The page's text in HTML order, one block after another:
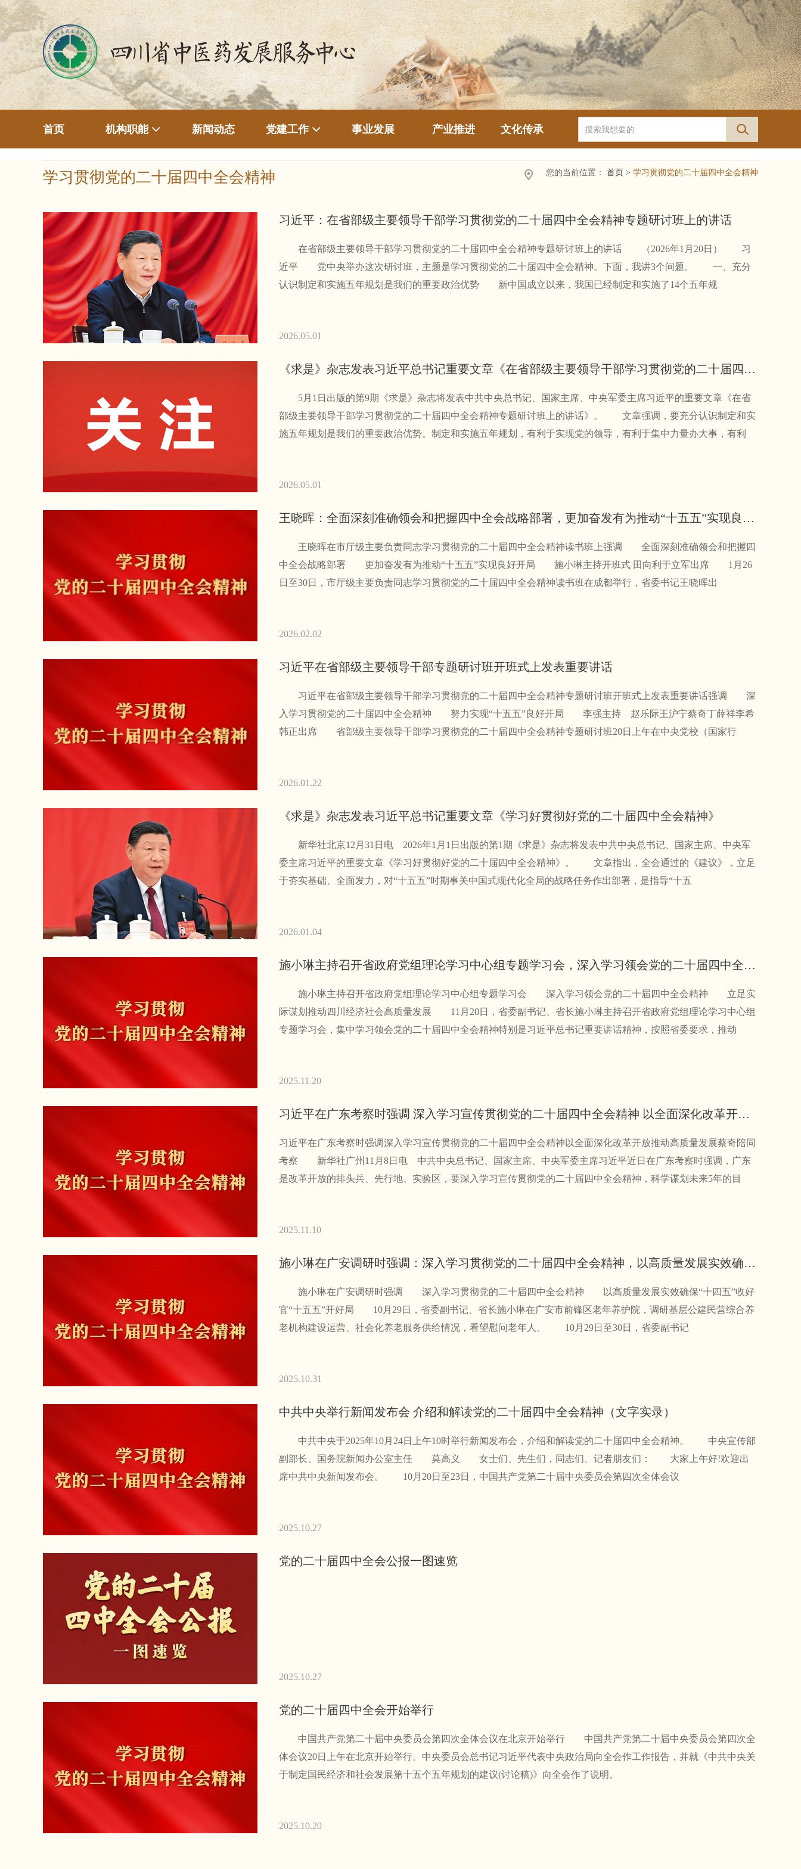
首页 机构职能 新闻动态 党建工作 事业发展 产业推进 文化传承
学习贯彻党的二十届四中全会精神 您的当前位置： 首页 > 学习贯彻党的二十届四中全会精神
习近平：在省部级主要领导干部学习贯彻党的二十届四中全会精神专题研讨班上的讲话
在省部级主要领导干部学习贯彻党的二十届四中全会精神专题研讨班上的讲话 （2026年1月20日） 习
近平 党中央举办这次研讨班，主题是学习贯彻党的二十届四中全会精神。下面，我讲3个问题。 一、充分
认识制定和实施五年规划是我们的重要政治优势 新中国成立以来，我国已经制定和实施了14个五年规
2026.05.01
《求是》杂志发表习近平总书记重要文章《在省部级主要领导干部学习贯彻党的二十届四中全会精神专题研讨班上的讲话》
5月1日出版的第9期《求是》杂志将发表中共中央总书记、国家主席、中央军委主席习近平的重要文章《在省
部级主要领导干部学习贯彻党的二十届四中全会精神专题研讨班上的讲话》。 文章强调，要充分认识制定和实
施五年规划是我们的重要政治优势。制定和实施五年规划，有利于实现党的领导，有利于集中力量办大事，有利
2026.05.01
王晓晖：全面深刻准确领会和把握四中全会战略部署，更加奋发有为推动“十五五”实现良好开局
王晓晖在市厅级主要负责同志学习贯彻党的二十届四中全会精神读书班上强调 全面深刻准确领会和把握四
中全会战略部署 更加奋发有为推动“十五五”实现良好开局 施小琳主持开班式 田向利于立军出席 1月26
日至30日，市厅级主要负责同志学习贯彻党的二十届四中全会精神读书班在成都举行，省委书记王晓晖出
2026.02.02
习近平在省部级主要领导干部专题研讨班开班式上发表重要讲话
习近平在省部级主要领导干部学习贯彻党的二十届四中全会精神专题研讨班开班式上发表重要讲话强调 深
入学习贯彻党的二十届四中全会精神 努力实现“十五五”良好开局 李强主持 赵乐际王沪宁蔡奇丁薛祥李希
韩正出席 省部级主要领导干部学习贯彻党的二十届四中全会精神专题研讨班20日上午在中央党校（国家行
2026.01.22
《求是》杂志发表习近平总书记重要文章《学习好贯彻好党的二十届四中全会精神》
新华社北京12月31日电 2026年1月1日出版的第1期《求是》杂志将发表中共中央总书记、国家主席、中央军
委主席习近平的重要文章《学习好贯彻好党的二十届四中全会精神》。 文章指出，全会通过的《建议》，立足
于夯实基础、全面发力，对“十五五”时期事关中国式现代化全局的战略任务作出部署，是指导“十五
2026.01.04
施小琳主持召开省政府党组理论学习中心组专题学习会，深入学习领会党的二十届四中全会精神，立足实际谋划推动四川经济社会高质量发展
施小琳主持召开省政府党组理论学习中心组专题学习会 深入学习领会党的二十届四中全会精神 立足实
际谋划推动四川经济社会高质量发展 11月20日，省委副书记、省长施小琳主持召开省政府党组理论学习中心组
专题学习会，集中学习领会党的二十届四中全会精神特别是习近平总书记重要讲话精神，按照省委要求，推动
2025.11.20
习近平在广东考察时强调 深入学习宣传贯彻党的二十届四中全会精神 以全面深化改革开放推动高质量发展
习近平在广东考察时强调深入学习宣传贯彻党的二十届四中全会精神以全面深化改革开放推动高质量发展蔡奇陪同
考察 新华社广州11月8日电 中共中央总书记、国家主席、中央军委主席习近平近日在广东考察时强调，广东
是改革开放的排头兵、先行地、实验区，要深入学习宣传贯彻党的二十届四中全会精神，科学谋划未来5年的目
2025.11.10
施小琳在广安调研时强调：深入学习贯彻党的二十届四中全会精神，以高质量发展实效确保“十四五”收好官“十五五”开好局
施小琳在广安调研时强调 深入学习贯彻党的二十届四中全会精神 以高质量发展实效确保“十四五”收好
官“十五五”开好局 10月29日，省委副书记、省长施小琳在广安市前锋区老年养护院，调研基层公建民营综合养
老机构建设运营、社会化养老服务供给情况，看望慰问老年人。 10月29日至30日，省委副书记
2025.10.31
中共中央举行新闻发布会 介绍和解读党的二十届四中全会精神（文字实录）
中共中央于2025年10月24日上午10时举行新闻发布会，介绍和解读党的二十届四中全会精神。 中央宣传部
副部长、国务院新闻办公室主任 莫高义 女士们、先生们，同志们、记者朋友们： 大家上午好!欢迎出
席中共中央新闻发布会。 10月20日至23日，中国共产党第二十届中央委员会第四次全体会议
2025.10.27
党的二十届四中全会公报一图速览
2025.10.27
党的二十届四中全会开始举行
中国共产党第二十届中央委员会第四次全体会议在北京开始举行 中国共产党第二十届中央委员会第四次全
体会议20日上午在北京开始举行。中央委员会总书记习近平代表中央政治局向全会作工作报告，并就《中共中央关
于制定国民经济和社会发展第十五个五年规划的建议(讨论稿)》向全会作了说明。
2025.10.20